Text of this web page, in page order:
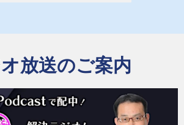
放送のご案内